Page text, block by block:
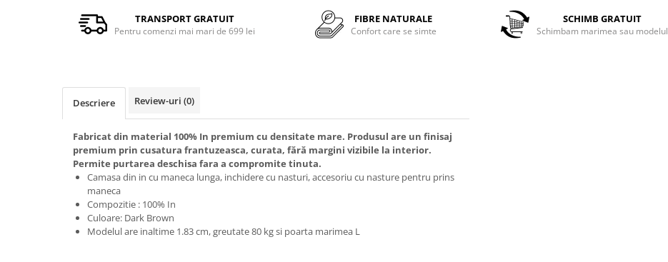
TRANSPORT GRATUIT
Pentru comenzi mai mari de 699 lei
FIBRE NATURALE
Confort care se simte
SCHIMB GRATUIT
Schimbam marimea sau modelul
Descriere Review-uri (0)
Fabricat din material 100% In premium cu densitate mare. Produsul are un finisaj
premium prin cusatura frantuzeasca, curata, fără margini vizibile la interior.
Permite purtarea deschisa fara a compromite tinuta.
Camasa din in cu maneca lunga, inchidere cu nasturi, accesoriu cu nasture pentru prins
maneca
Compozitie : 100% In
Culoare: Dark Brown
Modelul are inaltime 1.83 cm, greutate 80 kg si poarta marimea L